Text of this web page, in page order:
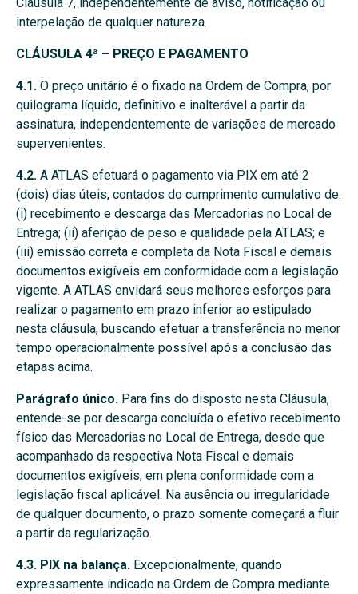
interpelação de qualquer natureza.
CLÁUSULA 4ª – PREÇO E PAGAMENTO
4.1. O preço unitário é o fixado na Ordem de Compra, por
quilograma líquido, definitivo e inalterável a partir da
assinatura, independentemente de variações de mercado
supervenientes.
4.2. A ATLAS efetuará o pagamento via PIX em até 2
(dois) dias úteis, contados do cumprimento cumulativo de:
(i) recebimento e descarga das Mercadorias no Local de
Entrega; (ii) aferição de peso e qualidade pela ATLAS; e
(iii) emissão correta e completa da Nota Fiscal e demais
documentos exigíveis em conformidade com a legislação
vigente. A ATLAS envidará seus melhores esforços para
realizar o pagamento em prazo inferior ao estipulado
nesta cláusula, buscando efetuar a transferência no menor
tempo operacionalmente possível após a conclusão das
etapas acima.
Parágrafo único. Para fins do disposto nesta Cláusula,
entende-se por descarga concluída o efetivo recebimento
físico das Mercadorias no Local de Entrega, desde que
acompanhado da respectiva Nota Fiscal e demais
documentos exigíveis, em plena conformidade com a
legislação fiscal aplicável. Na ausência ou irregularidade
de qualquer documento, o prazo somente começará a fluir
a partir da regularização.
4.3. PIX na balança. Excepcionalmente, quando
expressamente indicado na Ordem de Compra mediante